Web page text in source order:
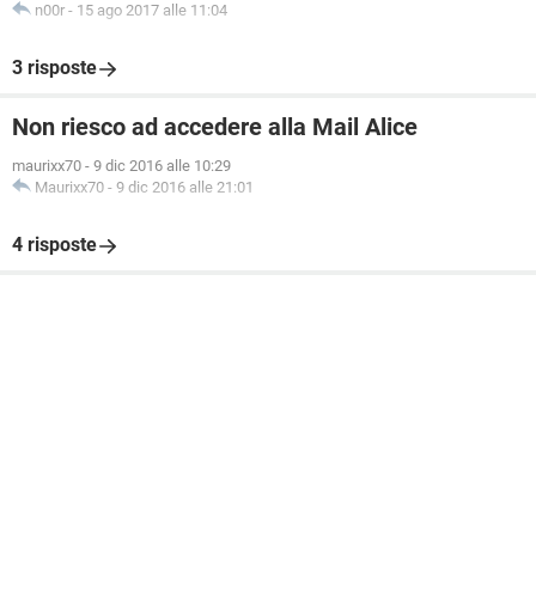
n00r - 15 ago 2017 alle 11:04
3 risposte
Non riesco ad accedere alla Mail Alice
maurixx70 - 9 dic 2016 alle 10:29
Maurixx70 - 9 dic 2016 alle 21:01
4 risposte